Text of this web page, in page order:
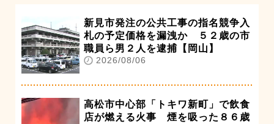
新見市発注の公共工事の指名競争入
札の予定価格を漏洩か ５２歳の市
職員ら男２人を逮捕【岡山】
2026/08/06
高松市中心部「トキワ新町」で飲食
店が燃える火事 煙を吸った８６歳